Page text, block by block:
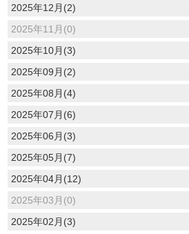
2025年12月(2)
2025年11月(0)
2025年10月(3)
2025年09月(2)
2025年08月(4)
2025年07月(6)
2025年06月(3)
2025年05月(7)
2025年04月(12)
2025年03月(0)
2025年02月(3)